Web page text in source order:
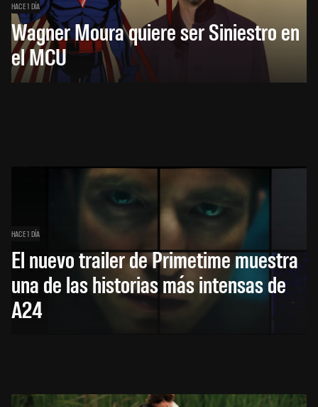
HACE 1 DÍA
Wagner Moura quiere ser Siniestro en
el MCU
HACE 1 DÍA
El nuevo trailer de Primetime muestra
una de las historias más intensas de
A24